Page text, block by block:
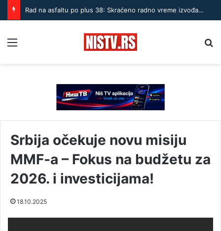
Rad na asfaltu po plus 38: Skraćeno radno vreme izvođača u Nišu
Srbija očekuje novu misiju
MMF-a – Fokus na budžetu za
2026. i investicijama!
18.10.2025